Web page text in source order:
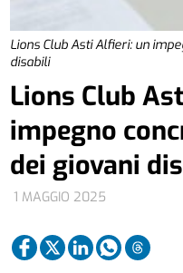
Lions Club Asti Alfieri: un
disabili
1 MAGGIO 2025
Lions Club
impegno
dei giovani